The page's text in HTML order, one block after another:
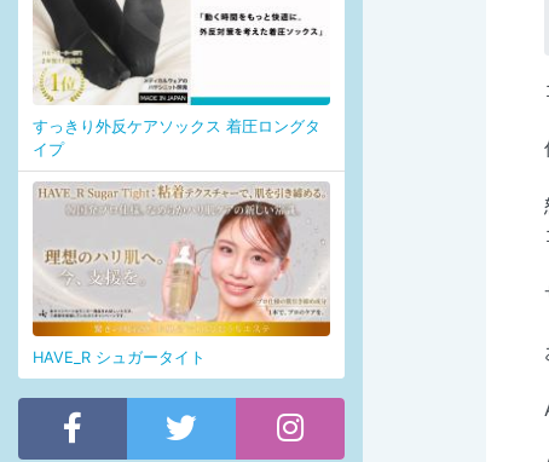
すっきり外反ケアソックス 着圧ロングタ
イプ
HAVE_R シュガータイト